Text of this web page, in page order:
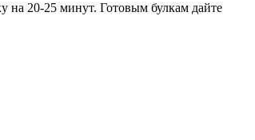
на 20-25 минут. Готовым булкам дайте